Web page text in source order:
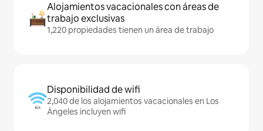
Alojamientos vacacionales con áreas de
trabajo exclusivas
1,220 propiedades tienen un área de trabajo
Disponibilidad de wifi
2,040 de los alojamientos vacacionales en Los
Ángeles incluyen wifi